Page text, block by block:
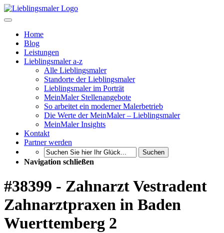
Home
Blog
Leistungen
Lieblingsmaler a-z
Alle Lieblingsmaler
Standorte der Lieblingsmaler
Lieblingsmaler im Porträt
MeinMaler Stellenangebote
So arbeitet ein moderner Malerbetrieb
Die Werte der MeinMaler – Lieblingsmaler
MeinMaler Insights
Kontakt
Partner werden
Suchen
Navigation schließen
#38399 - Zahnarzt Vestradent
Zahnarztpraxen in Baden
Wuerttemberg 2